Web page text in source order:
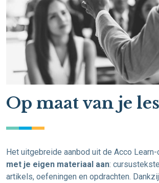
Op maat van je
Het uitgebreide aanbod uit de Acco
met je eigen materiaal aan:
artikels, oefeningen en opdrachten.